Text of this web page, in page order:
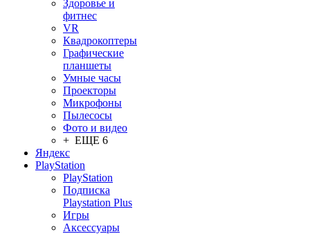
Здоровье и
фитнес
VR
Квадрокоптеры
Графические
планшеты
Умные часы
Проекторы
Микрофоны
Пылесосы
Фото и видео
+ ЕЩЕ 6
Яндекс
PlayStation
PlayStation
Подписка
Playstation Plus
Игры
Аксессуары